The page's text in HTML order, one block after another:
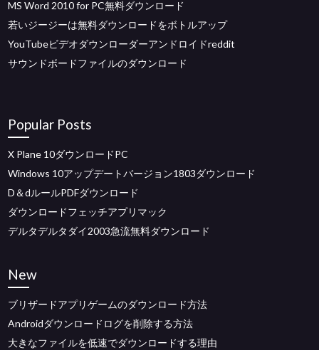
MS Word 2010 for PC無料ダウンロード
若いジージーは無料ダウンロードをボトルアップ
YouTubeビデオダウンローダーアンドロイドreddit
サウンドボードファイルのダウンロード
Popular Posts
X Plane 10ダウンロードPC
Windows 10アップデートバージョン1803ダウンロード
D＆dルールPDFダウンロード
ダウンロードフェッチアプリマック
デルタデルタダイ2003急流無料ダウンロード
New
ブリザードアプリゲームのダウンロード方法
Androidダウンロードログを削除する方法
大きなファイルを低速でダウンロードする理由